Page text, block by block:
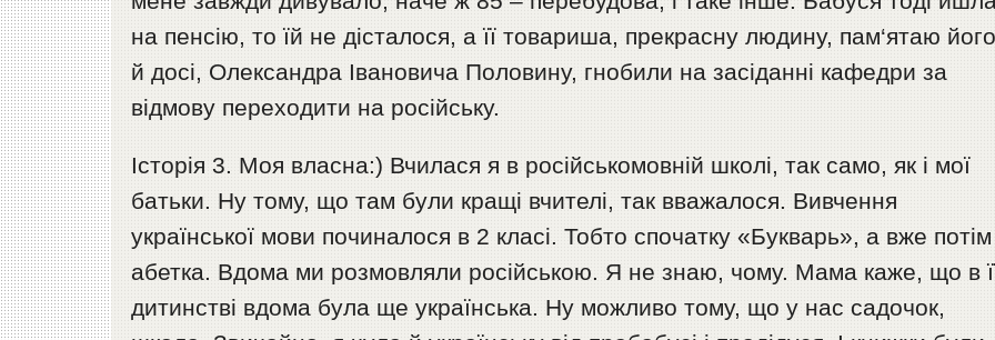
на пенсію, то їй не дісталося, а її товариша, прекрасну людину, пам‘ятаю його
й досі, Олександра Івановича Половину, гнобили на засіданні кафедри за
відмову переходити на російську.
Історія 3. Моя власна:) Вчилася я в російськомовній школі, так само, як і мої
батьки. Ну тому, що там були кращі вчителі, так вважалося. Вивчення
української мови починалося в 2 класі. Тобто спочатку «Букварь», а вже потім
абетка. Вдома ми розмовляли російською. Я не знаю, чому. Мама каже, що в
дитинстві вдома була ще українська. Ну можливо тому, що у нас садочок,